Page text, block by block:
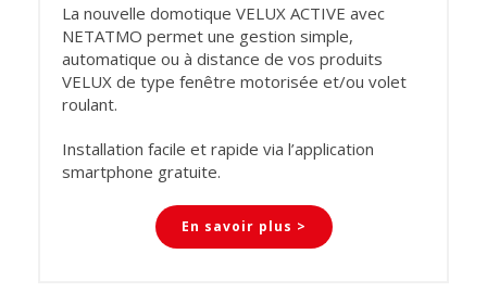
La nouvelle domotique VELUX ACTIVE avec
NETATMO permet une gestion simple,
automatique ou à distance de vos produits
VELUX de type fenêtre motorisée et/ou volet
roulant.
Installation facile et rapide via l’application
smartphone gratuite.
En savoir plus >